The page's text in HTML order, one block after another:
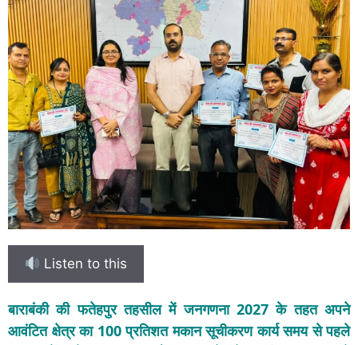
Listen to this
बाराबंकी की फतेहपुर तहसील में जनगणना 2027 के तहत अपने
आवंटित क्षेत्र का 100 प्रतिशत मकान सूचीकरण कार्य समय से पहले